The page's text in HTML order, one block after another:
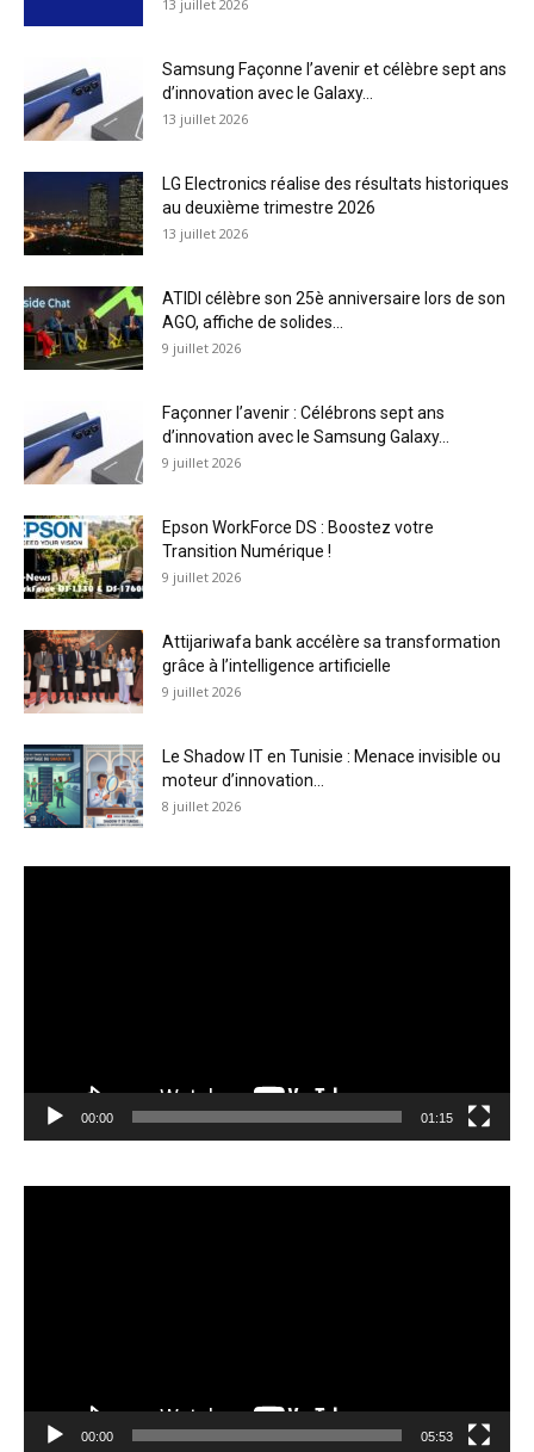
13 juillet 2026
Samsung Façonne l’avenir et célèbre sept ans
d’innovation avec le Galaxy...
13 juillet 2026
LG Electronics réalise des résultats historiques
au deuxième trimestre 2026
13 juillet 2026
ATIDI célèbre son 25è anniversaire lors de son
AGO, affiche de solides...
9 juillet 2026
Façonner l’avenir : Célébrons sept ans
d’innovation avec le Samsung Galaxy...
9 juillet 2026
Epson WorkForce DS : Boostez votre
Transition Numérique !
9 juillet 2026
Attijariwafa bank accélère sa transformation
grâce à l’intelligence artificielle
9 juillet 2026
Le Shadow IT en Tunisie : Menace invisible ou
moteur d’innovation...
8 juillet 2026
00:00 01:15
00:00 05:53